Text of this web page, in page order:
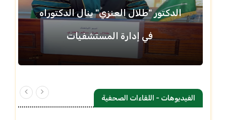
الدكتور "طلال العنزي" ينال الدكتوراه
في إدارة المستشفيات
الفيديوهات - اللقاءات الصحفية